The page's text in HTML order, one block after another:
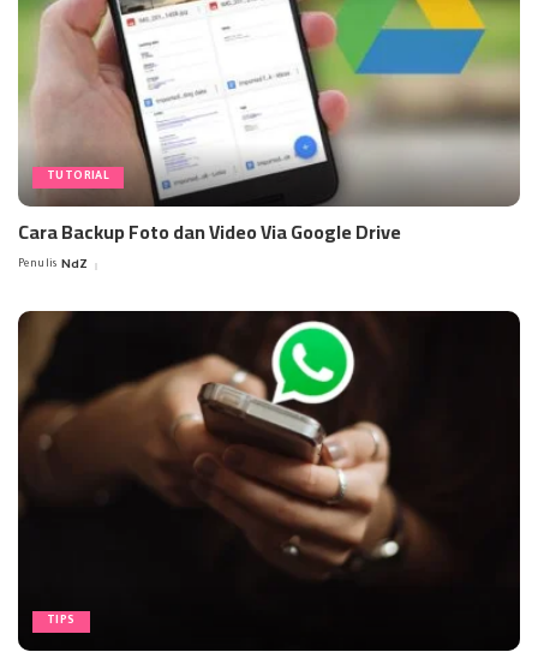
TUTORIAL
Cara Backup Foto dan Video Via Google Drive
Posted
Penulis NdZ
TIPS